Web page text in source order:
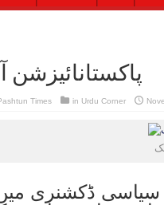
Times in Urdu Corner
ڈکشنری میں